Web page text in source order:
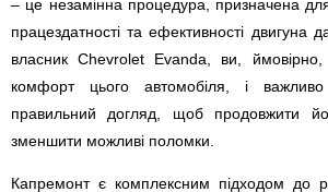
– це незамінна процедура, призначена
працездатності та ефективності двигуна
власник Chevrolet Evanda, ви, ймовірно,
комфорт цього автомобіля, і
правильний догляд, щоб продовжити
зменшити можливі поломки.
Капремонт є комплексним підходом до